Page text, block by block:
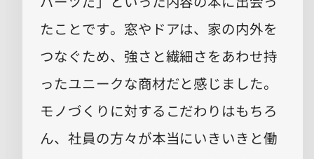
たことです。窓やドアは、家の内外を
つなぐため、強さと繊細さをあわせ持
ったユニークな商材だと感じました。
モノづくりに対するこだわりはもちろ
ん、社員の方々が本当にいきいきと働